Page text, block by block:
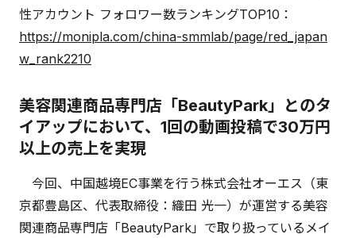
性アカウント フォロワー数ランキングTOP10：
https://monipla.com/china-smmlab/page/red_japan
w_rank2210
美容関連商品専門店「BeautyPark」とのタ
イアップにおいて、1回の動画投稿で30万円
以上の売上を実現
今回、中国越境EC事業を行う株式会社オーエス（東
京都豊島区、代表取締役：織田 光一）が運営する美容
関連商品専門店「BeautyPark」で取り扱っているメイ